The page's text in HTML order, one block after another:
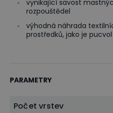
vynikající savost
rozpouštědel
výhodná náhrada
prostředků, jako je
PARAMETRY
Počet vrstev